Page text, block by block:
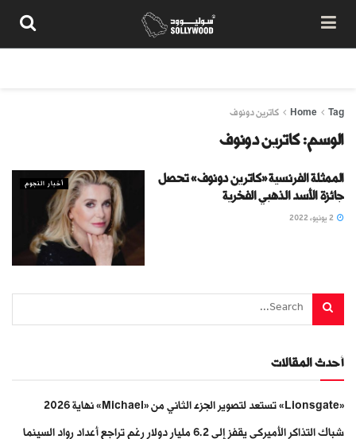
Home Tag كاترين دونوف
الوسم:كاترين دونوف
أخبار النجوم
الممثلة الفرنسية «كاترين دونوف» تحصل
جائزة الأسد الذهبي الفخرية
أحدث المقالات
«Lionsgate» تستعد لتصوير الجزء الثاني من «Michael» نهاية 2026
شباك التذاكر الأميركي يقفز إلى 6.2 مليار دولار رغم تراجع أعداد رواد السينما